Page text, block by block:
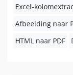
Excel-
Afbeelding naar
HTML naar PDF